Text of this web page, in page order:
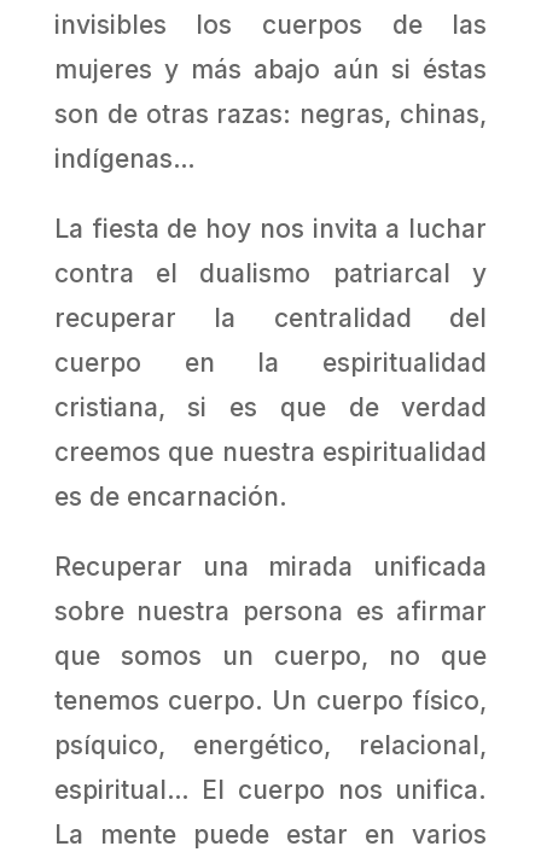
invisibles los cuerpos de las
mujeres y más abajo aún si éstas
son de otras razas: negras, chinas,
indígenas…
La fiesta de hoy nos invita a luchar
contra el dualismo patriarcal y
recuperar la centralidad del
cuerpo en la espiritualidad
cristiana, si es que de verdad
creemos que nuestra espiritualidad
es de encarnación.
Recuperar una mirada unificada
sobre nuestra persona es afirmar
que somos un cuerpo, no que
tenemos cuerpo. Un cuerpo físico,
psíquico, energético, relacional,
espiritual… El cuerpo nos unifica.
La mente puede estar en varios